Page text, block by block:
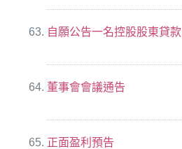
自願公告一名控股股東貸款
董事會會議通告
正面盈利預告